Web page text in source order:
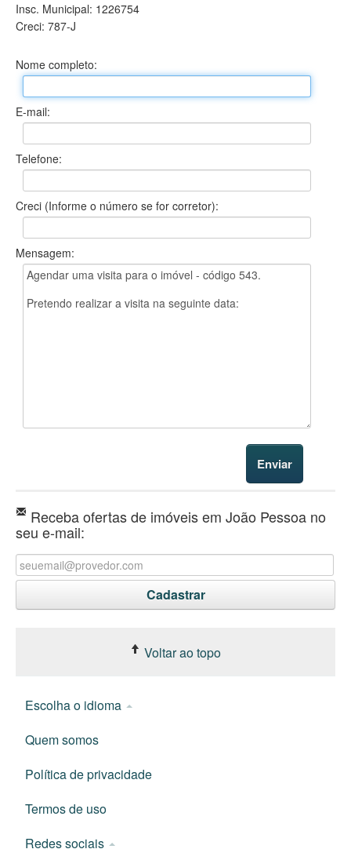
Insc. Municipal: 1226754
Creci: 787-J
Nome completo:
E-mail:
Telefone:
Creci (Informe o número se for corretor):
Mensagem:
Receba ofertas de imóveis em João Pessoa no
seu e-mail:
Voltar ao topo
Escolha o idioma
Quem somos
Política de privacidade
Termos de uso
Redes sociais